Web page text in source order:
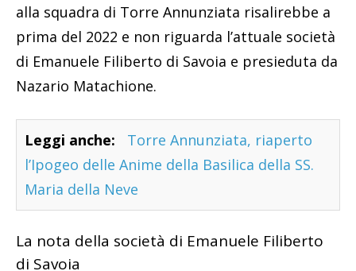
alla squadra di Torre Annunziata risalirebbe a
prima del 2022 e non riguarda l’attuale società
di Emanuele Filiberto di Savoia e presieduta da
Nazario Matachione.
Leggi anche:
Torre Annunziata, riaperto
l’Ipogeo delle Anime della Basilica della SS.
Maria della Neve
La nota della società di Emanuele Filiberto
di Savoia